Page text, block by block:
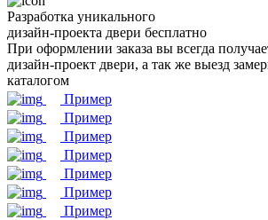
Разработка уникального
дизайн-проекта двери бесплатно
При оформлении заказа вы всегда
дизайн-проект двери, а так же выезд
каталогом
Пример
Пример
Пример
Пример
Пример
Пример
Пример